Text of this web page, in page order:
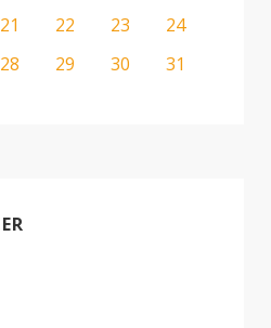
21 22 23
24
28 29 30 31